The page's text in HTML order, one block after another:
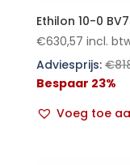
Ethilon 10-0
€630,57 incl.
Adviesprijs:€
Bespaar 23%
Voeg toe